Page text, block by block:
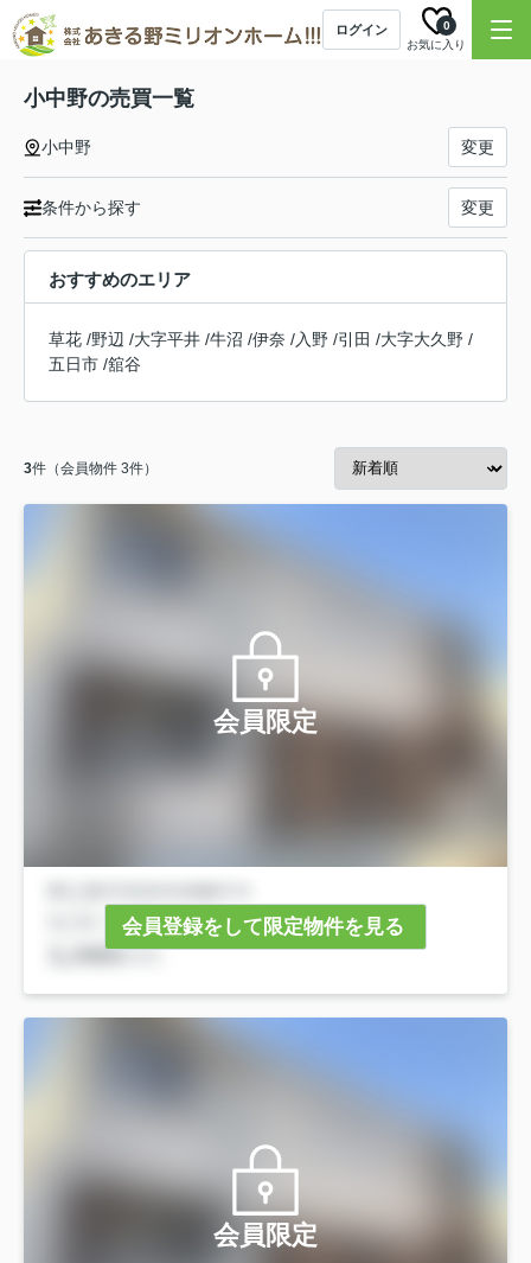
ログイン
お気に入り
0
小中野の売買一覧
小中野 変更
条件から探す 変更
おすすめのエリア
草花 /野辺 /大字平井 /牛沼 /伊奈 /入野 /引田 /大字大久野 /
五日市 /舘谷
3件（会員物件 3件）
会員限定
会員登録をして限定物件を見る
会員限定